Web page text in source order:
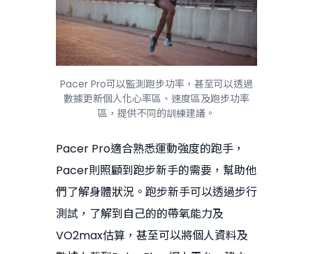
Pacer Pro可以監測跑步功率，甚至可以透過
數據更新個人化心率區、速度區及跑步功率
區，提供不同的訓練建議。
Pacer Pro適合熟悉運動強度的跑手，
Pacer則照顧到跑步新手的需要，幫助他
們了解身體狀況。跑步新手可以透過步行
測試，了解到自己的的帶氧能力及
VO2max估算，甚至可以將個人資料及